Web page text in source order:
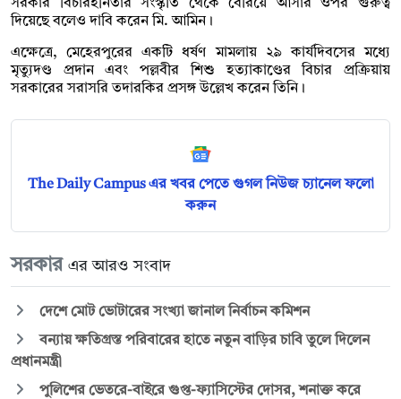
সরকার বিচারহীনতার সংস্কৃতি থেকে বেরিয়ে আসার ওপর গুরুত্ব
দিয়েছে বলেও দাবি করেন মি. আমিন।
এক্ষেত্রে, মেহেরপুরের একটি ধর্ষণ মামলায় ২৯ কার্যদিবসের মধ্যে
মৃত্যুদণ্ড প্রদান এবং পল্লবীর শিশু হত্যাকাণ্ডের বিচার প্রক্রিয়ায়
সরকারের সরাসরি তদারকির প্রসঙ্গ উল্লেখ করেন তিনি।
The Daily Campus এর খবর পেতে গুগল নিউজ চ্যানেল ফলো
করুন
সরকার এর আরও সংবাদ
দেশে মোট ভোটারের সংখ্যা জানাল নির্বাচন কমিশন
বন্যায় ক্ষতিগ্রস্ত পরিবারের হাতে নতুন বাড়ির চাবি তুলে দিলেন
প্রধানমন্ত্রী
পুলিশের ভেতরে-বাইরে গুপ্ত-ফ্যাসিস্টের দোসর, শনাক্ত করে